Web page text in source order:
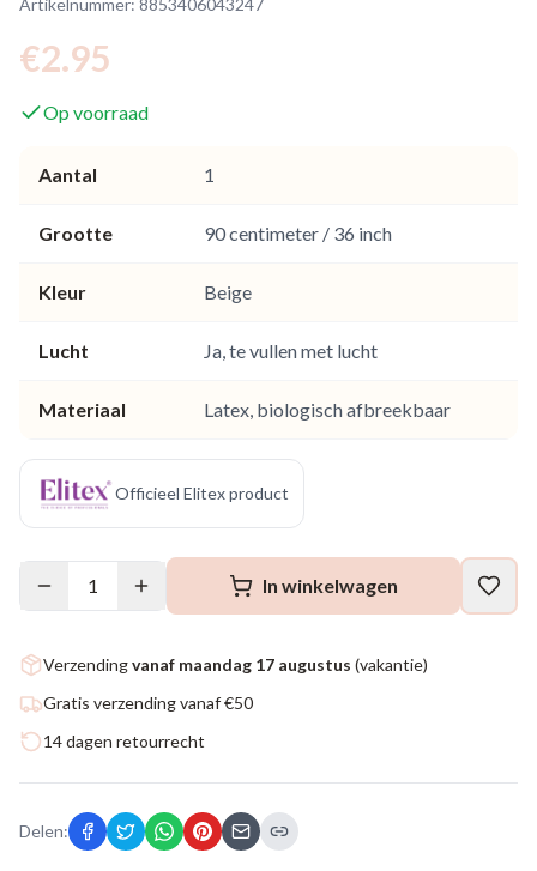
Artikelnummer: 8853406043247
€2.95
Op voorraad
Aantal 1
Grootte 90 centimeter / 36 inch
Kleur Beige
Lucht Ja, te vullen met lucht
Materiaal Latex, biologisch afbreekbaar
Officieel Elitex product
1 In winkelwagen
Verzendingvanaf maandag 17 augustus (vakantie)
Gratis verzending vanaf €50
14 dagen retourrecht
Delen: